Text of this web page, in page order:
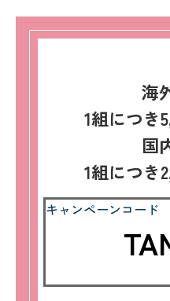
海
1組につき
国
1組につき
キャンペーンコード